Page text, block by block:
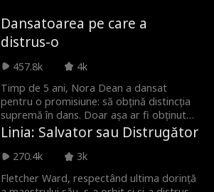
realitate, la pachet cu un imperiu și o
avere imensă. A crezut că scapă de o
regat la care nu va mai avea acces
vreodată.
Dansatoarea pe care a
distrus-o
457.8k
4k
Timp de 5 ani, Nora Dean a dansat
pentru o promisiune: să obțină distincția
supremă în dans. Doar așa ar fi obținut
dreptul, în ochii soacrei, să se numească
soția lui Adrian Foster. E aproape de
reușită. Însă, printre ani de tăcere și
privea fascinat altădată, acum abia o
Linia: Salvator sau Distrugător
270.4k
3k
Fletcher Ward, respectând ultima dorință